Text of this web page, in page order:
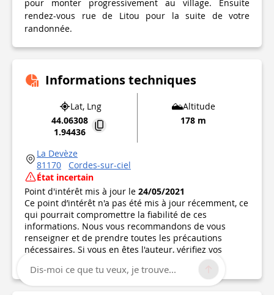
pour monter progressivement au village. Ensuite
rendez-vous rue de Litou pour la suite de votre
randonnée.
Informations techniques
Lat, Lng
44.06308
1.94436
Altitude
178 m
La Devèze
81170
Cordes-sur-ciel
État incertain
Point d'intérêt mis à jour le 24/05/2021
Ce point d’intérêt n'a pas été mis à jour récemment, ce
qui pourrait compromettre la fiabilité de ces
informations. Nous vous recommandons de vous
renseigner et de prendre toutes les précautions
nécessaires. Si vous en êtes l'auteur, vérifiez vos
Dis-moi ce que tu veux, je trouve...